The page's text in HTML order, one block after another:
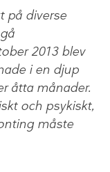
på diverse
2013 blev
i en djup
åtta månader.
och psykiskt,
måste